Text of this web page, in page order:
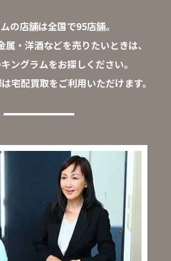
の店舗は全国で95店舗。
属・洋酒などを売りたいときは、
ングラムをお探しください。
宅配買取をご利用いただけます。